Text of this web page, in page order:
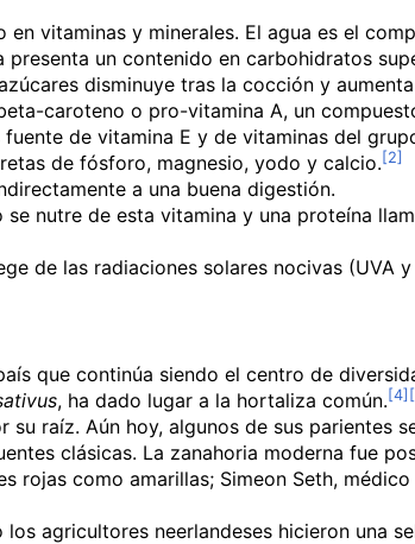
vitaminas y minerales. El agua es el
un contenido en carbohidratos
disminuye tras la cocción y
caroteno o pro-vitamina A, un
de vitamina E y de vitaminas del
de fósforo, magnesio, yodo y calcio.
a una buena digestión.
nutre de esta vitamina y una proteína
de las radiaciones solares nocivas (UVA y
que continúa siendo el centro de
, ha dado lugar a la hortaliza común.
raíz. Aún hoy, algunos de sus parientes
clásicas. La zanahoria moderna fue
rojas como amarillas; Simeon Seth,
los agricultores neerlandeses hicieron una